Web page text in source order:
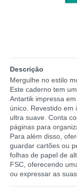
Descrição
Mergulhe no estilo
Este caderno tem
Antartik impressa
único. Revestido em
ultra suave. Conta
páginas para
Para além disso,
guardar cartões ou
folhas de papel de
FSC, oferecendo
ou expressar as